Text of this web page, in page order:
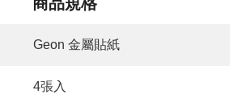
Geon 金屬貼紙
4張入